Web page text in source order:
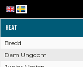
Heat
Bredd
Dam Ungdom